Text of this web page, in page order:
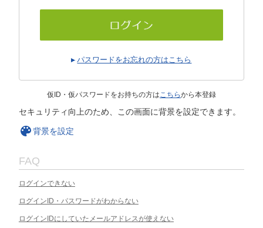
パスワードをお忘れの方はこちら
仮ID・仮パスワードをお持ちの方はこちらから本登録
セキュリティ向上のため、この画面に背景を設定できます。
背景を設定
FAQ
ログインできない
ログインID・パスワードがわからない
ログインIDにしていたメールアドレスが使えない